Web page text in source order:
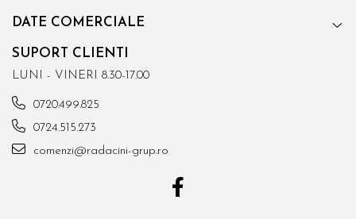
DATE COMERCIALE
SUPORT CLIENTI
LUNI - VINERI 8.30-17.00
0720.499.825
0724.515.273
comenzi@radacini-grup.ro